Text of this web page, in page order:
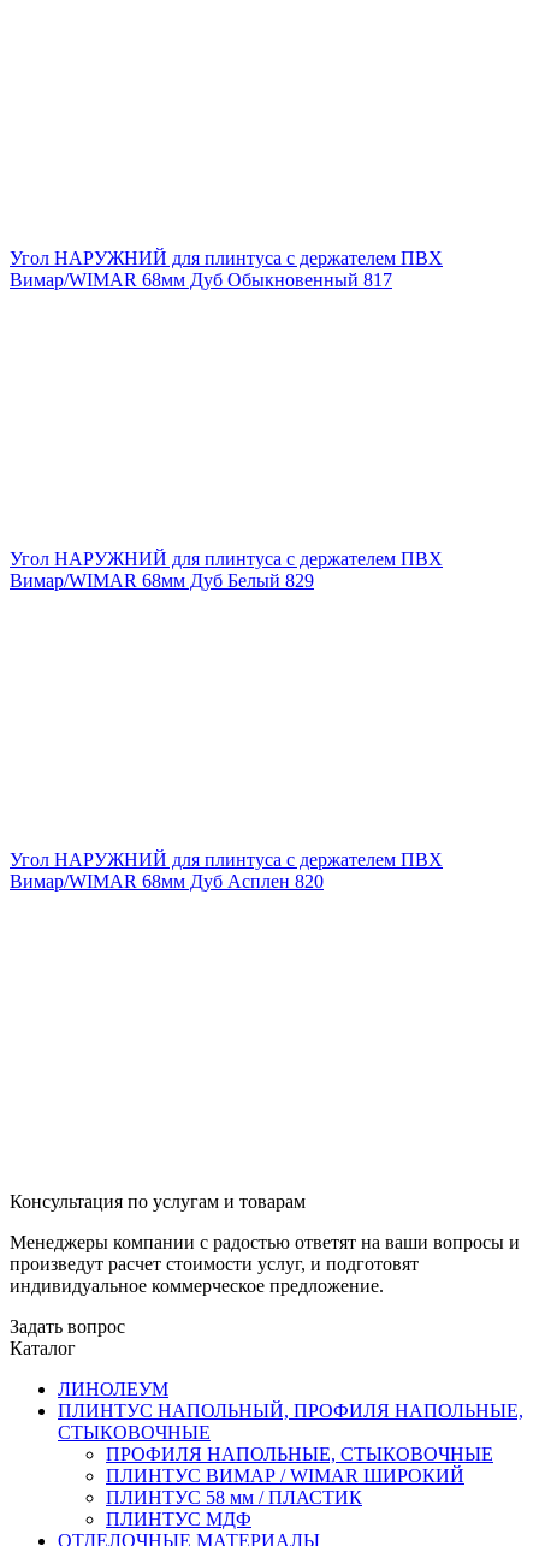
Угол НАРУЖНИЙ для плинтуса с держателем ПВХ
Вимар/WIMAR 68мм Дуб Обыкновенный 817
Угол НАРУЖНИЙ для плинтуса с держателем ПВХ
Вимар/WIMAR 68мм Дуб Белый 829
Угол НАРУЖНИЙ для плинтуса с держателем ПВХ
Вимар/WIMAR 68мм Дуб Асплен 820
Консультация по услугам и товарам
Менеджеры компании с радостью ответят на ваши вопросы и
произведут расчет стоимости услуг, и подготовят
индивидуальное коммерческое предложение.
Задать вопрос
Каталог
ЛИНОЛЕУМ
ПЛИНТУС НАПОЛЬНЫЙ, ПРОФИЛЯ НАПОЛЬНЫЕ,
СТЫКОВОЧНЫЕ
ПРОФИЛЯ НАПОЛЬНЫЕ, СТЫКОВОЧНЫЕ
ПЛИНТУС ВИМАР / WIMAR ШИРОКИЙ
ПЛИНТУС 58 мм / ПЛАСТИК
ПЛИНТУС МДФ
ОТДЕЛОЧНЫЕ МАТЕРИАЛЫ